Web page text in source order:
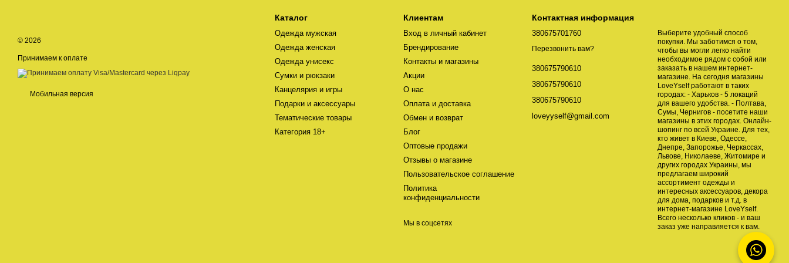
© 2026
Принимаем к оплате
Мобильная версия
Каталог
Одежда мужская
Одежда женская
Одежда унисекс
Сумки и рюкзаки
Канцелярия и игры
Подарки и аксессуары
Тематические товары
Категория 18+
Клиентам
Вход в личный кабинет
Брендирование
Контакты и магазины
Акции
О нас
Оплата и доставка
Обмен и возврат
Блог
Оптовые продажи
Отзывы о магазине
Пользовательское соглашение
Политика
конфиденциальности
Мы в соцсетях
Контактная информация
380675701760
Перезвонить вам?
380675790610
380675790610
380675790610
loveyyself@gmail.com
Выберите удобный способ
покупки. Мы заботимся о том,
чтобы вы могли легко найти
необходимое рядом с собой или
заказать в нашем интернет-
магазине. На сегодня магазины
LoveYself работают в таких
городах: - Харьков - 5 локаций
для вашего удобства. - Полтава,
Сумы, Чернигов - посетите наши
магазины в этих городах. Онлайн-
шопинг по всей Украине. Для тех,
кто живет в Киеве, Одессе,
Днепре, Запорожье, Черкассах,
Львове, Николаеве, Житомире и
других городах Украины, мы
предлагаем широкий
ассортимент одежды и
интересных аксессуаров, декора
для дома, подарков и т.д. в
интернет-магазине LoveYself.
Всего несколько кликов - и ваш
заказ уже направляется к вам.